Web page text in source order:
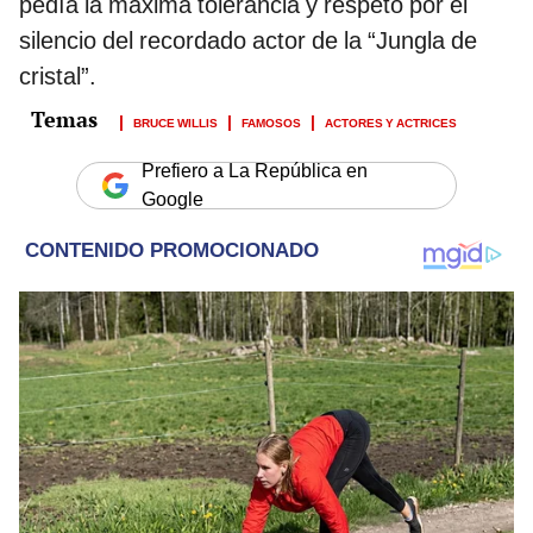
silencio del recordado actor de la “Jungla de
cristal”.
BRUCE WILLIS FAMOSOS ACTORES Y ACTRICES
Prefiero a La República en
Google